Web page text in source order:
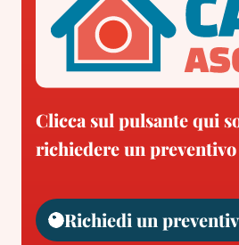
Clicca sul pulsante qui
richiedere un
Richiedi un